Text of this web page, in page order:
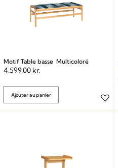
Motif Table basse Multicoloré
4.599,00 kr.
Ajouter au panier